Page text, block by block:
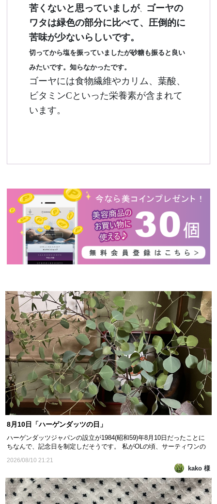
苦くないと思っていましが、
ゴーヤの
ワタは緑色の部分に比べて、圧倒的に
苦味が少ないらしいです。
切ってから塩を振っていましたが砂糖も振ると良い
みたいです。知らなかったです。
ゴーヤには食物繊維やカリム、葉酸、
ビタミンCといった栄養素が含まれて
います。
8月10日「ハーゲンダッツの日」
ハーゲンダッツジャパンの設立が1984(昭和59)年8月10日だったことに
ちなんで、記念日を制定しだそうです。 私がOLの頃、サーティワンの
お盆の準備をしています。 先ずは、床の間にユーカリです。我が家の小
2026/08/10 21:21
kako 様